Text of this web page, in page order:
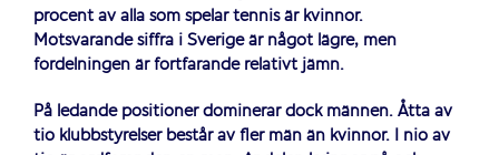
procent av alla som spelar tennis är kvinnor.
Motsvarande siffra i Sverige är något lägre, men
fördelningen är fortfarande relativt jämn.
På ledande positioner dominerar dock männen. Åtta av
tio klubbstyrelser består av fler män än kvinnor. I nio av